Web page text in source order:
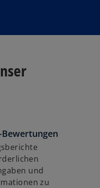
Bewertungen
und
zu